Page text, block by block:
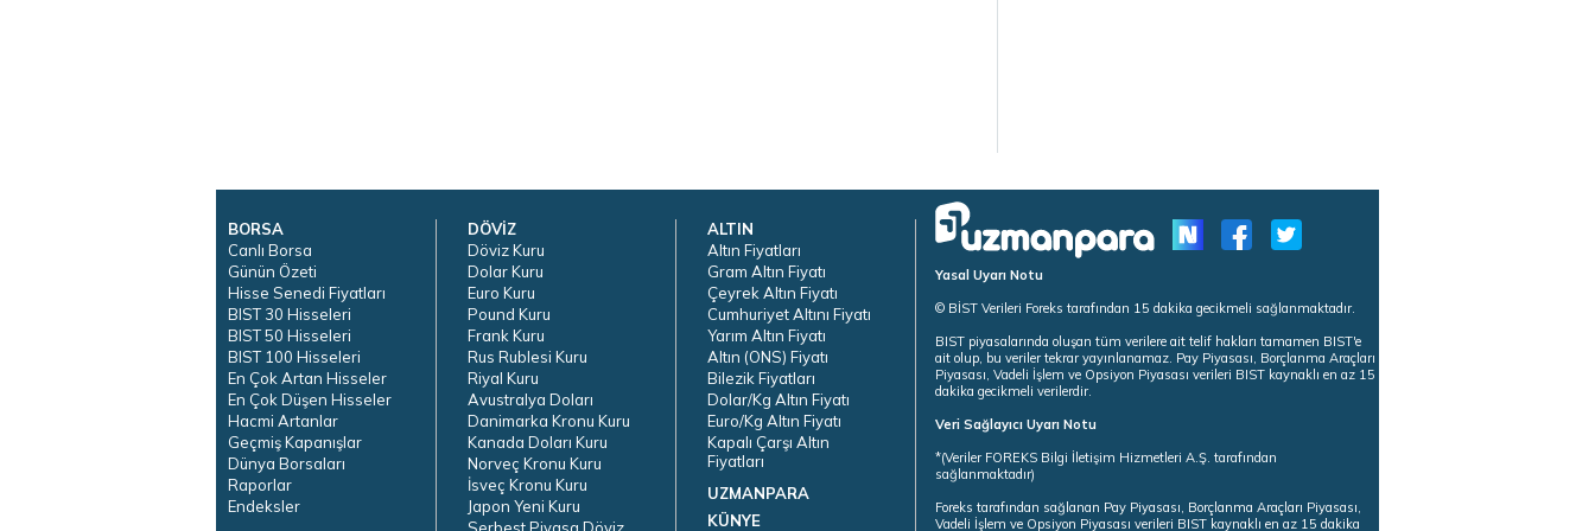
BORSA
Canlı Borsa
Günün Özeti
Hisse Senedi Fiyatları
BIST 30 Hisseleri
BIST 50 Hisseleri
BIST 100 Hisseleri
En Çok Artan Hisseler
En Çok Düşen Hisseler
Hacmi Artanlar
Geçmiş Kapanışlar
Dünya Borsaları
Raporlar
Endeksler
DÖVİZ
Döviz Kuru
Dolar Kuru
Euro Kuru
Pound Kuru
Frank Kuru
Rus Rublesi Kuru
Riyal Kuru
Avustralya Doları
Danimarka Kronu Kuru
Kanada Doları Kuru
Norveç Kronu Kuru
İsveç Kronu Kuru
Japon Yeni Kuru
Serbest Piyasa Döviz
ALTIN
Altın Fiyatları
Gram Altın Fiyatı
Çeyrek Altın Fiyatı
Cumhuriyet Altını Fiyatı
Yarım Altın Fiyatı
Altın (ONS) Fiyatı
Bilezik Fiyatları
Dolar/Kg Altın Fiyatı
Euro/Kg Altın Fiyatı
Kapalı Çarşı Altın
Fiyatları
UZMANPARA
KÜNYE
Yasal Uyarı Notu
© BİST Verileri Foreks tarafından 15 dakika gecikmeli sağlanmaktadır.
BIST piyasalarında oluşan tüm verilere ait telif hakları tamamen BIST'e
ait olup, bu veriler tekrar yayınlanamaz. Pay Piyasası, Borçlanma Araçları
Piyasası, Vadeli İşlem ve Opsiyon Piyasası verileri BIST kaynaklı en az 15
dakika gecikmeli verilerdir.
Veri Sağlayıcı Uyarı Notu
*(Veriler FOREKS Bilgi İletişim Hizmetleri A.Ş. tarafından
sağlanmaktadır)
Foreks tarafından sağlanan Pay Piyasası, Borçlanma Araçları Piyasası,
Vadeli İşlem ve Opsiyon Piyasası verileri BIST kaynaklı en az 15 dakika